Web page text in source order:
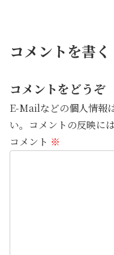
コメントを書く
コメントをどうぞ
E-Mailなどの個人情報
い。コメントの反映に
コメント ※